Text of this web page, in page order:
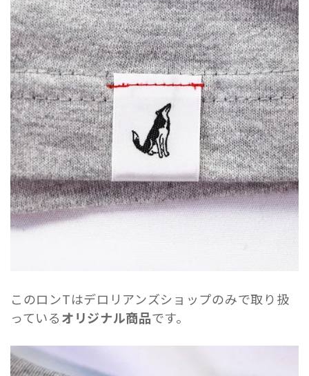
このロンTはデロリアンズショップのみで取り扱
っているオリジナル商品です。